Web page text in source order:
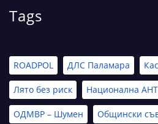
Tags
ROADPOL ДЛС Паламара
Лято без риск Национална
ОДМВР – Шумен Общински